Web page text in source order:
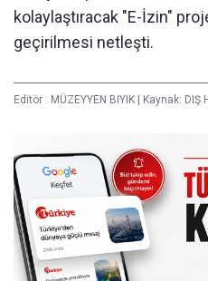
kolaylaştıracak "E-İzin"
geçirilmesi netleşti.
Editör : MÜZEYYEN BIYIK Kaynak: DIŞ